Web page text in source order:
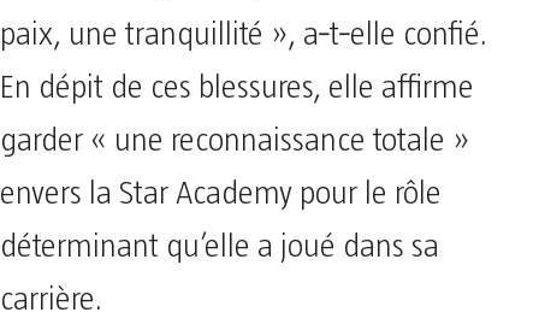
paix, une tranquillité », a‑t‑elle confié.
En dépit de ces blessures, elle affirme
garder « une reconnaissance totale »
envers la Star Academy pour le rôle
déterminant qu’elle a joué dans sa
carrière.